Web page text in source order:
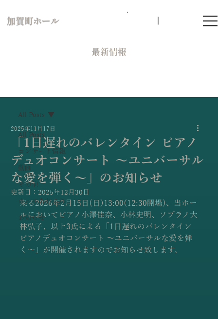
加賀町ホール
​最新情報
All Posts
コンサート情報
動画
その他
ホールあれこれ
お知らせ
All Posts
「1日遅れのバレンタイン ピアノ
デュオコンサート ～ユニバーサル
な愛を弾く～」のお知らせ
2025年11月17日
更新日： 2025年12月30日
来る2026年2月15日(日)13:00(12:30開場)、当ホー
ルにおいてピアノ小澤佳奈、小林史明、ソプラノ大
林弘子、以上3氏による「1日遅れのバレンタイン
ピアノデュオコンサート ～ユニバーサルな愛を弾
く～」が開催されますのでお知らせ致します。